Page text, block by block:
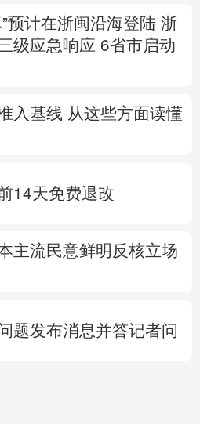
预计在浙闽沿海登陆 浙
级应急响应 6省市启动
入基线 从这些方面读懂
14天免费退改
主流民意鲜明反核立场
题发布消息并答记者问